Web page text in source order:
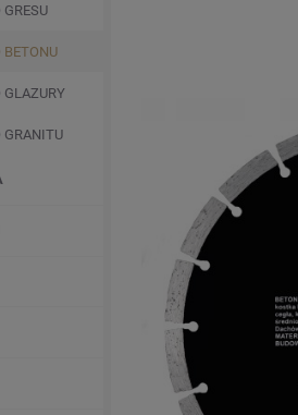
BETONU
GLAZURY
GRANITU